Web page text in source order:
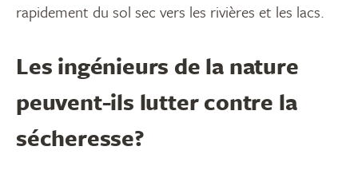
rapidement du sol sec vers les rivières et les lacs.
Les ingénieurs de la nature
peuvent-ils lutter contre la
sécheresse?